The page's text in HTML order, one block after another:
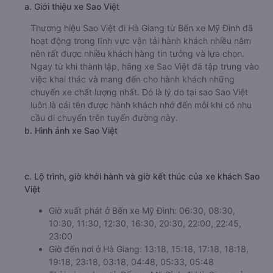
a. Giới thiệu xe Sao Việt
Thương hiệu Sao Việt đi Hà Giang từ Bến xe Mỹ Đình đã
hoạt động trong lĩnh vực vận tải hành khách nhiều năm
nên rất được nhiều khách hàng tin tưởng và lựa chọn.
Ngay từ khi thành lập, hãng xe Sao Việt đã tập trung vào
việc khai thác và mang đến cho hành khách những
chuyến xe chất lượng nhất. Đó là lý do tại sao Sao Việt
luôn là cái tên được hành khách nhớ đến mỗi khi có nhu
cầu di chuyển trên tuyến đường này.
b. Hình ảnh xe Sao Việt
c. Lộ trình, giờ khởi hành và giờ kết thúc của xe khách Sao
Việt
Giờ xuất phát ở Bến xe Mỹ Đình: 06:30, 08:30,
10:30, 11:30, 12:30, 16:30, 20:30, 22:00, 22:45,
23:00
Giờ đến nơi ở Hà Giang: 13:18, 15:18, 17:18, 18:18,
19:18, 23:18, 03:18, 04:48, 05:33, 05:48